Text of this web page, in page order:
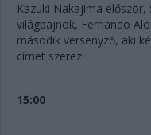
Kazuki Nakajima
világbajnok, Fernando
második versenyző, aki
címet szerez!
15:00